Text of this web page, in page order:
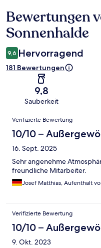
Bewertungen
Bewertungen
Sonnenhalde
9,6 Hervorragend
181 Bewertungen
9,8
Sauberkeit
Bewertungen
Verifizierte Bewertung
10/10 –
16. Sept. 2025
Sehr angenehme
freundliche Mitarbeiter.
Josef Matthias, Aufenthalt
Verifizierte Bewertung
10/10 –
9. Okt. 2023